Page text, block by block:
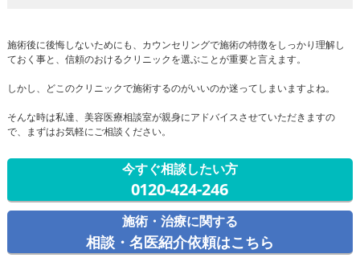
施術後に後悔しないためにも、カウンセリングで施術の特徴をしっかり理解し
ておく事と、信頼のおけるクリニックを選ぶことが重要と言えます。
しかし、どこのクリニックで施術するのがいいのか迷ってしまいますよね。
そんな時は私達、美容医療相談室が親身にアドバイスさせていただきますの
で、まずはお気軽にご相談ください。
今すぐ相談したい方
0120-424-246
施術・治療に関する
相談・名医紹介依頼はこちら